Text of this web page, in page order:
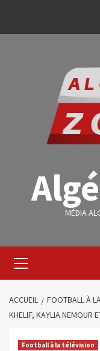
MÉDIA
ACCUEIL FOOTBALL À
KHELIF, KAYLIA NEMOUR
Football à la télévision